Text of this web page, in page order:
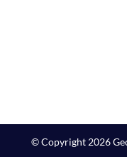
© Copyright 2026